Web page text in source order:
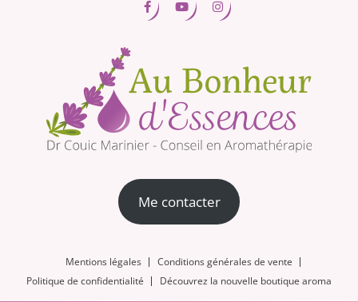
Me contacter
Mentions légales
Conditions générales de vente
Politique de confidentialité
Découvrez la nouvelle boutique aroma